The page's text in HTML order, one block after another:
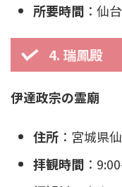
所要時間 ：仙
4. 瑞鳳殿
伊達政宗の霊廟
住所 ：宮城県
拝観時間 ：